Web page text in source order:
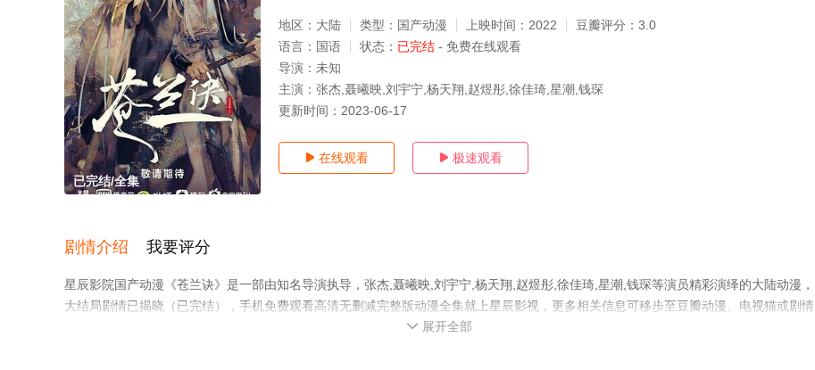
已完结/全集
地区： 大陆 类型： 国产动漫 上映时间： 2022 豆瓣评分： 3.0
语言： 国语 状态： 已完结 - 免费在线观看
导演： 未知
主演： 张杰,聂曦映,刘宇宁,杨天翔,赵煜彤,徐佳琦,星潮,钱琛
更新时间： 2023-06-17
 在线观看  极速观看
剧情介绍 我要评分
星辰影院国产动漫《苍兰诀》是一部由知名导演执导，张杰,聂曦映,刘宇宁,杨天翔,赵煜彤,徐佳琦,星潮,钱琛等演员精彩演绎的大陆动漫，
大结局剧情已揭晓（已完结），手机免费观看高清无删减完整版动漫全集就上星辰影视，更多相关信息可移步至豆瓣动漫、电视猫或剧情
 展开全部